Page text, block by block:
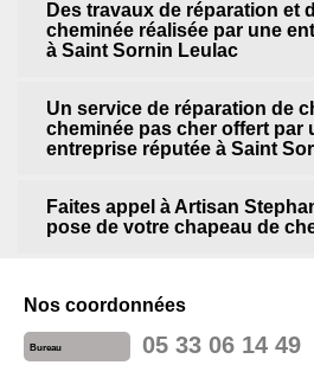
Des travaux de réparation et
cheminée réalisée par une
à Saint Sornin Leulac
Un service de réparation de
cheminée pas cher offert par
entreprise réputée à Saint
Faites appel à Artisan
pose de votre chapeau de
Nos coordonnées
Bureau 05 33 06 14 49